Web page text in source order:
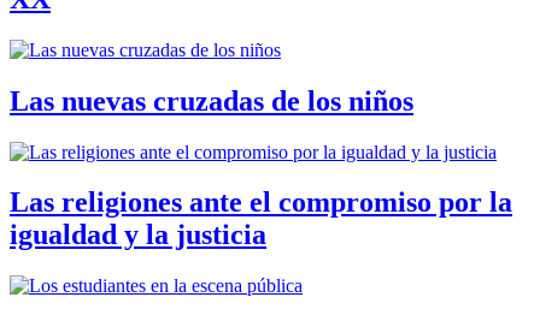
Las nuevas cruzadas de los niños
Las religiones ante el compromiso por la
igualdad y la justicia